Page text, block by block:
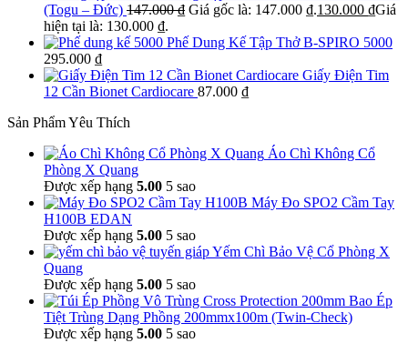
(Togu – Đức) 147.000₫ Giá gốc là: 147.000 ₫.130.000 ₫Giá
hiện tại là: 130.000 ₫.
Phế Dung Kế Tập Thở B-SPIRO 5000
295.000 ₫
Giấy Điện Tim
12 Cần Bionet Cardiocare 87.000 ₫
Sản Phẩm Yêu Thích
Áo Chì Không Cổ
Phòng X Quang
Được xếp hạng 5.00 5 sao
Máy Đo SPO2 Cầm Tay
H100B EDAN
Được xếp hạng 5.00 5 sao
Yếm Chì Bảo Vệ Cổ Phòng X
Quang
Được xếp hạng 5.00 5 sao
Bao Ép
Tiệt Trùng Dạng Phồng 200mmx100m (Twin-Check)
Được xếp hạng 5.00 5 sao